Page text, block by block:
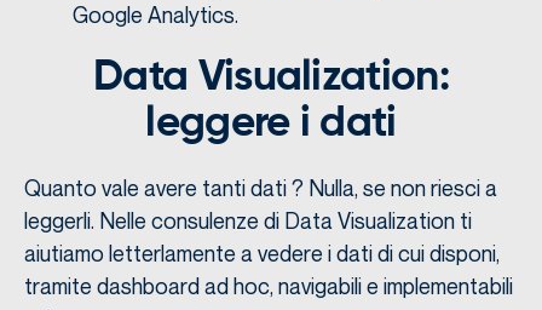
Google Analytics.
Data Visualization:
leggere i dati
Quanto vale avere tanti dati ? Nulla, se non riesci a
leggerli. Nelle consulenze di Data Visualization ti
aiutiamo letterlamente a vedere i dati di cui disponi,
tramite dashboard ad hoc, navigabili e implementabili